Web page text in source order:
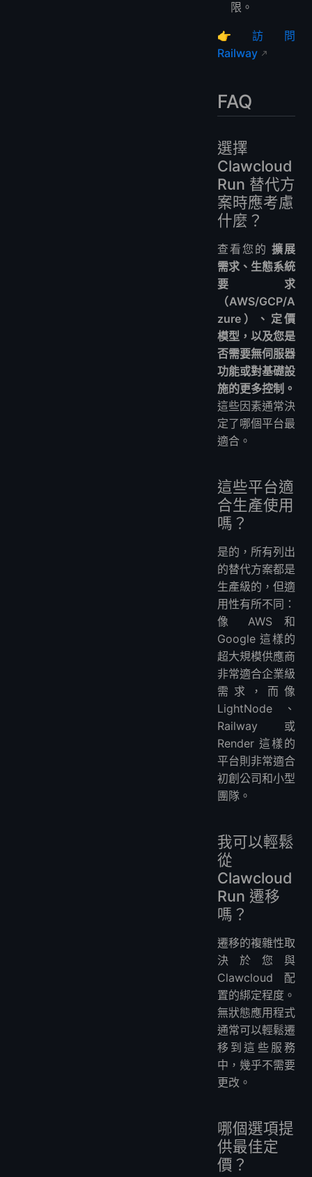
限。
👉 訪問
Railway
FAQ
選擇
Clawcloud
Run 替代方
案時應考慮
什麼？
查看您的擴展
需求、生態系統
要求
（AWS/GCP/A
zure）、定價
模型，以及您是
否需要無伺服器
功能或對基礎設
施的更多控制。
這些因素通常決
定了哪個平台最
適合。
這些平台適
合生產使用
嗎？
是的，所有列出
的替代方案都是
生產級的，但適
用性有所不同：
像 AWS 和
Google 這樣的
超大規模供應商
非常適合企業級
需求，而像
LightNode、
Railway 或
Render 這樣的
平台則非常適合
初創公司和小型
團隊。
我可以輕鬆
從
Clawcloud
Run 遷移
嗎？
遷移的複雜性取
決於您與
Clawcloud 配
置的綁定程度。
無狀態應用程式
通常可以輕鬆遷
移到這些服務
中，幾乎不需要
更改。
哪個選項提
供最佳定
價？